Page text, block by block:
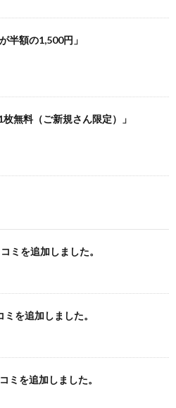
半額の1,500円」
無料（ご新規さん限定）」
ミを追加しました。
を追加しました。
ミを追加しました。